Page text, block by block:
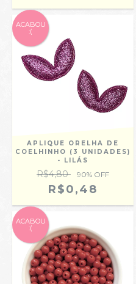
ACABOU
:(
APLIQUE ORELHA DE
COELHINHO (3 UNIDADES)
- LILÁS
R$4,80 90% OFF
R$0,48
ACABOU
:(